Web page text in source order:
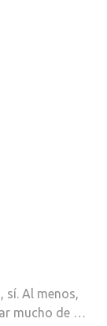
sí. Al menos,
mucho de …